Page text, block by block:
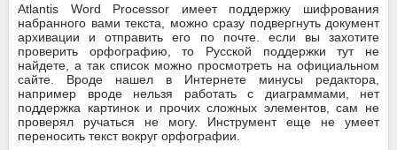
Atlantis Word Processor имеет поддержку шифрования
набранного вами текста, можно сразу подвергнуть документ
архивации и отправить его по почте. если вы захотите
проверить орфографию, то Русской поддержки тут не
найдете, а так список можно просмотреть на официальном
сайте. Вроде нашел в Интернете минусы редактора,
например вроде нельзя работать с диаграммами, нет
поддержка картинок и прочих сложных элементов, сам не
проверял ручаться не могу. Инструмент еще не умеет
переносить текст вокруг орфографии.